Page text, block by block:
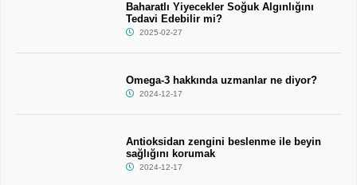
Baharatlı Yiyecekler Soğuk Algınlığını
Tedavi Edebilir mi?
2025-02-27
Omega-3 hakkında uzmanlar ne diyor?
2024-12-17
Antioksidan zengini beslenme ile beyin
sağlığını korumak
2024-12-17